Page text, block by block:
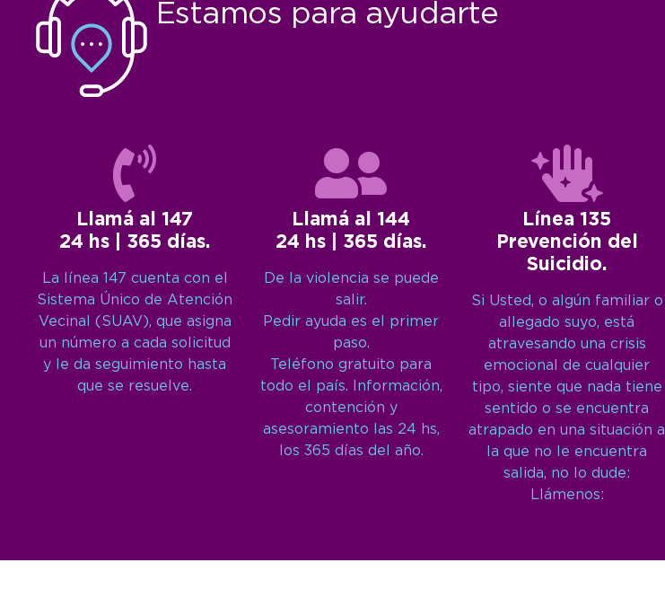
Estamos para ayudarte
Llamá al 147
24 hs | 365 días.
La línea 147 cuenta con el
Sistema Único de Atención
Vecinal (SUAV), que asigna
un número a cada solicitud
y le da seguimiento hasta
que se resuelve.
Llamá al 144
24 hs | 365 días.
De la violencia se puede
salir.
Pedir ayuda es el primer
paso.
Teléfono gratuito para
todo el país. Información,
contención y
asesoramiento las 24 hs,
los 365 días del año.
Línea 135
Prevención del
Suicidio.
Si Usted, o algún familiar o
allegado suyo, está
atravesando una crisis
emocional de cualquier
tipo, siente que nada tiene
sentido o se encuentra
atrapado en una situación a
la que no le encuentra
salida, no lo dude:
Llámenos: